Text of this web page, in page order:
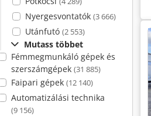
Nyergesvontatók (3 666)
Utánfutó (2 553)
Mutass többet
Fémmegmunkáló gépek és
szerszámgépek (31 885)
Faipari gépek (12 140)
Automatizálási technika
(9 156)